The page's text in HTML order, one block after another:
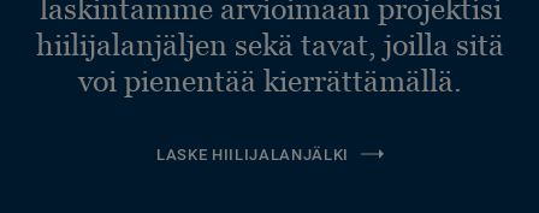
laskintamme arvioimaan projektisi
hiilijalanjäljen sekä tavat, joilla sitä
voi pienentää kierrättämällä.
LASKE HIILIJALANJÄLKI